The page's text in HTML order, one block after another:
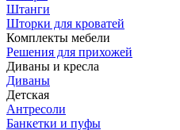
Штанги
Шторки для кроватей
Комплекты мебели
Решения для прихожей
Диваны и кресла
Диваны
Детская
Антресоли
Банкетки и пуфы